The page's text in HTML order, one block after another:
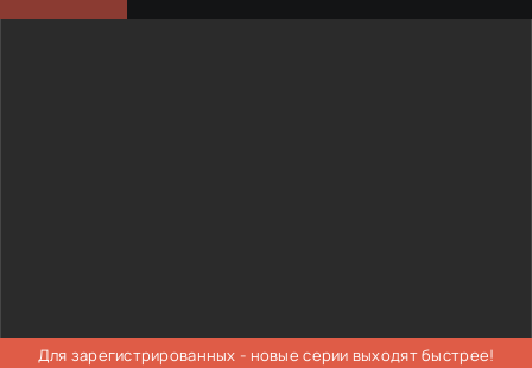
Для зарегистрированных - новые серии выходят быстрее!